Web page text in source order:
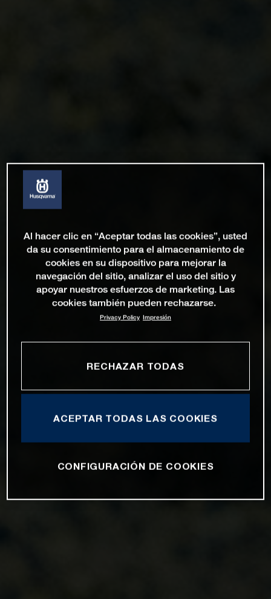
Al hacer clic en “Aceptar todas las cookies”, usted
da su consentimiento para el almacenamiento de
cookies en su dispositivo para mejorar la
navegación del sitio, analizar el uso del sitio y
apoyar nuestros esfuerzos de marketing. Las
cookies también pueden rechazarse.
Privacy Policy Impresión
RECHAZAR TODAS
ACEPTAR TODAS LAS COOKIES
CONFIGURACIÓN DE COOKIES